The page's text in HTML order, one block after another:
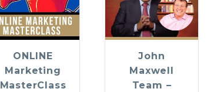
ONLINE
Marketing
MasterClass
John
Maxwell
Team –